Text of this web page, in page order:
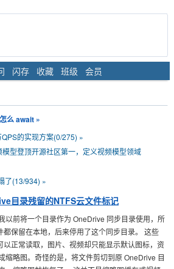
闪存 收藏 班级 会员
么 await »
的实现方案(0/275) »
型登顶开源社区第一，定义视频模型领域
了(13/934) »
目录残留的NTFS云文件标记
以前将一个目录作为 OneDrive 同步目录使用，所
都保留在本地，后来停用了这个同步目录。 这些
以正常读取，图片、视频却只能显示默认图标，资
缩略图。奇怪的是，将文件剪切到原 OneDrive 目